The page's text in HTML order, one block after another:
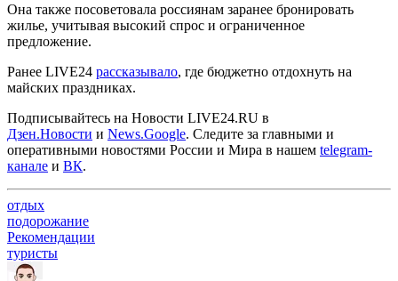
Она также посоветовала россиянам заранее бронировать
жилье, учитывая высокий спрос и ограниченное
предложение.
Ранее LIVE24 рассказывало, где бюджетно отдохнуть на
майских праздниках.
Подписывайтесь на Новости LIVE24.RU в
Дзен.Новости и News.Google. Следите за главными и
оперативными новостями России и Мира в нашем telegram-
канале и ВК.
отдых
подорожание
Рекомендации
туристы